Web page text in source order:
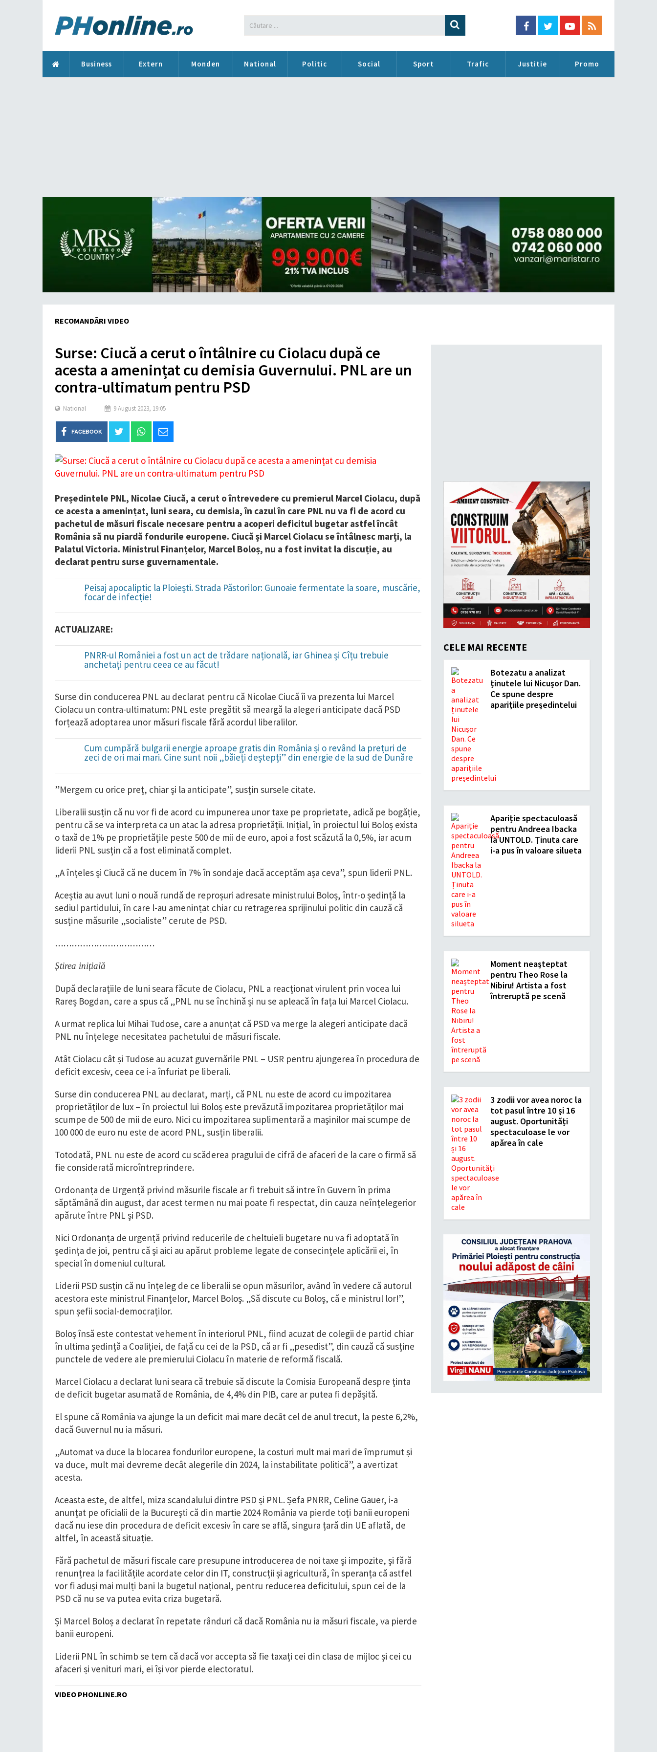
Business Extern Monden National Politic Social Sport Trafic Justitie Promo
RECOMANDĂRI VIDEO
Surse: Ciucă a cerut o întâlnire cu Ciolacu după ce
acesta a amenințat cu demisia Guvernului. PNL are un
contra-ultimatum pentru PSD
National 9 August 2023, 19:05
FACEBOOK
Președintele PNL, Nicolae Ciucă, a cerut o întrevedere cu premierul Marcel Ciolacu, după
ce acesta a amenințat, luni seara, cu demisia, în cazul în care PNL nu va fi de acord cu
pachetul de măsuri fiscale necesare pentru a acoperi deficitul bugetar astfel încât
România să nu piardă fondurile europene. Ciucă și Marcel Ciolacu se întâlnesc marți, la
Palatul Victoria. Ministrul Finanțelor, Marcel Boloș, nu a fost invitat la discuție, au
declarat pentru surse guvernamentale.
Peisaj apocaliptic la Ploiești. Strada Păstorilor: Gunoaie fermentate la soare, muscărie,
focar de infecție!
ACTUALIZARE:
PNRR-ul României a fost un act de trădare națională, iar Ghinea și Cîțu trebuie
anchetați pentru ceea ce au făcut!
Surse din conducerea PNL au declarat pentru că Nicolae Ciucă îi va prezenta lui Marcel
Ciolacu un contra-ultimatum: PNL este pregătit să meargă la alegeri anticipate dacă PSD
forțează adoptarea unor măsuri fiscale fără acordul liberalilor.
Cum cumpără bulgarii energie aproape gratis din România și o revând la prețuri de
zeci de ori mai mari. Cine sunt noii „băieți deștepți” din energie de la sud de Dunăre
”Mergem cu orice preț, chiar și la anticipate”, susțin sursele citate.
Liberalii susțin că nu vor fi de acord cu impunerea unor taxe pe proprietate, adică pe bogăție,
pentru că se va interpreta ca un atac la adresa proprietății. Inițial, în proiectul lui Boloș exista
o taxă de 1% pe proprietățile peste 500 de mii de euro, apoi a fost scăzută la 0,5%, iar acum
liderii PNL susțin că a fost eliminată complet.
„A înțeles și Ciucă că ne ducem în 7% în sondaje dacă acceptăm așa ceva”, spun liderii PNL.
Aceștia au avut luni o nouă rundă de reproșuri adresate ministrului Boloș, într-o ședință la
sediul partidului, în care l-au amenințat chiar cu retragerea sprijinului politic din cauză că
susține măsurile „socialiste” cerute de PSD.
………………………………
Știrea inițială
După declarațiile de luni seara făcute de Ciolacu, PNL a reacționat virulent prin vocea lui
Rareș Bogdan, care a spus că „PNL nu se închină și nu se apleacă în fața lui Marcel Ciolacu.
A urmat replica lui Mihai Tudose, care a anunțat că PSD va merge la alegeri anticipate dacă
PNL nu înțelege necesitatea pachetului de măsuri fiscale.
Atât Ciolacu cât și Tudose au acuzat guvernările PNL – USR pentru ajungerea în procedura de
deficit excesiv, ceea ce i-a înfuriat pe liberali.
Surse din conducerea PNL au declarat, marți, că PNL nu este de acord cu impozitarea
proprietăților de lux – în proiectul lui Boloș este prevăzută impozitarea proprietăților mai
scumpe de 500 de mii de euro. Nici cu impozitarea suplimentară a mașinilor mai scumpe de
100 000 de euro nu este de acord PNL, susțin liberalii.
Totodată, PNL nu este de acord cu scăderea pragului de cifră de afaceri de la care o firmă să
fie considerată microîntreprindere.
Ordonanța de Urgență privind măsurile fiscale ar fi trebuit să intre în Guvern în prima
săptămână din august, dar acest termen nu mai poate fi respectat, din cauza neînțelegerior
apărute între PNL și PSD.
Nici Ordonanța de urgență privind reducerile de cheltuieli bugetare nu va fi adoptată în
ședința de joi, pentru că și aici au apărut probleme legate de consecințele aplicării ei, în
special în domeniul cultural.
Liderii PSD susțin că nu înțeleg de ce liberalii se opun măsurilor, având în vedere că autorul
acestora este ministrul Finanțelor, Marcel Boloș. „Să discute cu Boloș, că e ministrul lor!”,
spun șefii social-democraților.
Boloș însă este contestat vehement în interiorul PNL, fiind acuzat de colegii de partid chiar
în ultima ședință a Coaliției, de față cu cei de la PSD, că ar fi „pesedist”, din cauză că susține
punctele de vedere ale premierului Ciolacu în materie de reformă fiscală.
Marcel Ciolacu a declarat luni seara că trebuie să discute la Comisia Europeană despre ținta
de deficit bugetar asumată de România, de 4,4% din PIB, care ar putea fi depășită.
El spune că România va ajunge la un deficit mai mare decât cel de anul trecut, la peste 6,2%,
dacă Guvernul nu ia măsuri.
„Automat va duce la blocarea fondurilor europene, la costuri mult mai mari de împrumut și
va duce, mult mai devreme decât alegerile din 2024, la instabilitate politică”, a avertizat
acesta.
Aceasta este, de altfel, miza scandalului dintre PSD și PNL. Șefa PNRR, Celine Gauer, i-a
anunțat pe oficialii de la București că din martie 2024 România va pierde toți banii europeni
dacă nu iese din procedura de deficit excesiv în care se află, singura țară din UE aflată, de
altfel, în această situație.
Fără pachetul de măsuri fiscale care presupune introducerea de noi taxe și impozite, și fără
renunțrea la facilitățile acordate celor din IT, construcții și agricultură, în speranța că astfel
vor fi aduși mai mulți bani la bugetul național, pentru reducerea deficitului, spun cei de la
PSD că nu se va putea evita criza bugetară.
Și Marcel Boloș a declarat în repetate rânduri că dacă România nu ia măsuri fiscale, va pierde
banii europeni.
Liderii PNL în schimb se tem că dacă vor accepta să fie taxați cei din clasa de mijloc și cei cu
afaceri și venituri mari, ei își vor pierde electoratul.
VIDEO PHONLINE.RO
CELE MAI RECENTE
Botezatu a analizat
ținutele lui Nicușor Dan.
Ce spune despre
aparițiile președintelui
Apariție spectaculoasă
pentru Andreea Ibacka
la UNTOLD. Ținuta care
i-a pus în valoare silueta
Moment neașteptat
pentru Theo Rose la
Nibiru! Artista a fost
întreruptă pe scenă
3 zodii vor avea noroc la
tot pasul între 10 și 16
august. Oportunități
spectaculoase le vor
apărea în cale